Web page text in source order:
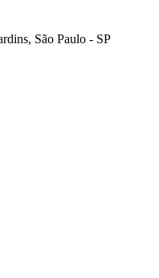
São Paulo - SP